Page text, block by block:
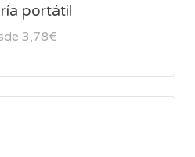
portátil
3,78€